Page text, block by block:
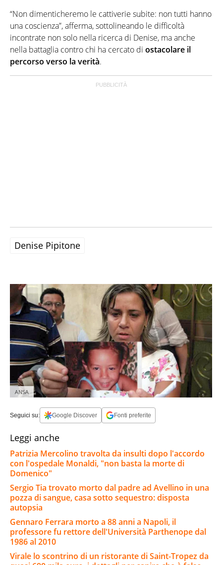
“Non dimenticheremo le cattiverie subite: non tutti hanno
una coscienza”, afferma, sottolineando le difficoltà
incontrate non solo nella ricerca di Denise, ma anche
nella battaglia contro chi ha cercato di ostacolare il
percorso verso la verità.
Denise Pipitone
ANSA
Seguici su: Google Discover Fonti preferite
Leggi anche
Patrizia Mercolino travolta da insulti dopo l'accordo
con l'ospedale Monaldi, "non basta la morte di
Domenico"
Sergio Tia trovato morto dal padre ad Avellino in una
pozza di sangue, casa sotto sequestro: disposta
autopsia
Gennaro Ferrara morto a 88 anni a Napoli, il
professore fu rettore dell'Università Parthenope dal
1986 al 2010
Virale lo scontrino di un ristorante di Saint-Tropez da